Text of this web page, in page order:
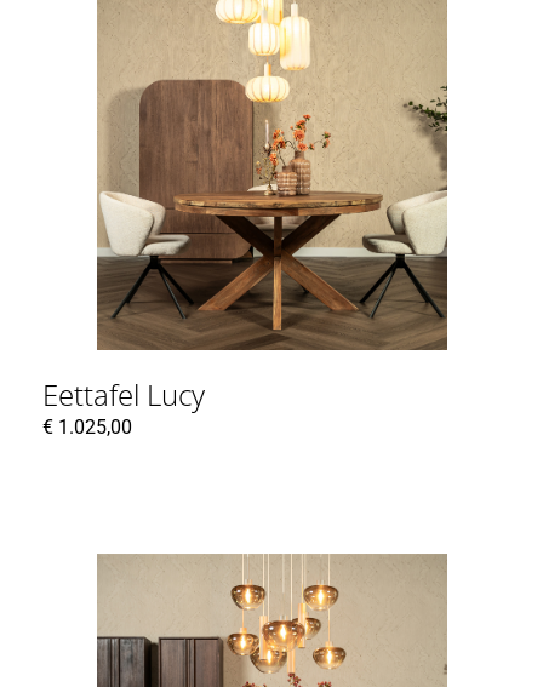
Eettafel Lucy
€ 1.025,00